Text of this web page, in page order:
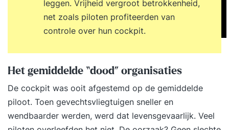
leggen. Vrijheid vergroot betrokkenheid,
net zoals piloten profiteerden van
controle over hun cockpit.
Het gemiddelde “dood” organisaties
De cockpit was ooit afgestemd op de gemiddelde
piloot. Toen gevechtsvliegtuigen sneller en
wendbaarder werden, werd dat levensgevaarlijk. Veel